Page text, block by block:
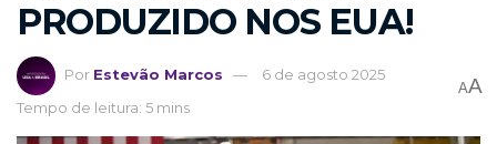
PRODUZIDO NOS EUA!
Por Estevão Marcos
6 de agosto 2025
Tempo de leitura: 5 mins
AA